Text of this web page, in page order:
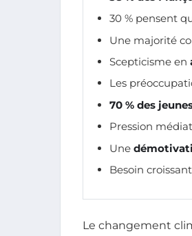
30 % pensent
Une majorité
Scepticisme en
Les
70 % des
Pression
Une
Besoin
Le changement